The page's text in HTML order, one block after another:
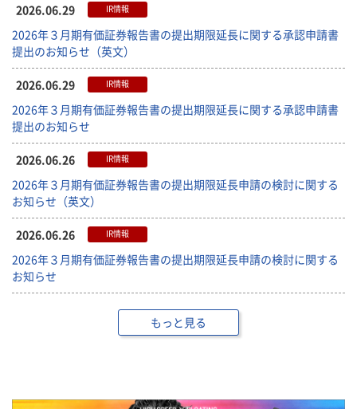
2026.06.29 IR情報
2026年３月期有価証券報告書の提出期限延長に関する承認申請書
提出のお知らせ（英文）
2026.06.29 IR情報
2026年３月期有価証券報告書の提出期限延長に関する承認申請書
提出のお知らせ
2026.06.26 IR情報
2026年３月期有価証券報告書の提出期限延長申請の検討に関する
お知らせ（英文）
2026.06.26 IR情報
2026年３月期有価証券報告書の提出期限延長申請の検討に関する
お知らせ
もっと見る